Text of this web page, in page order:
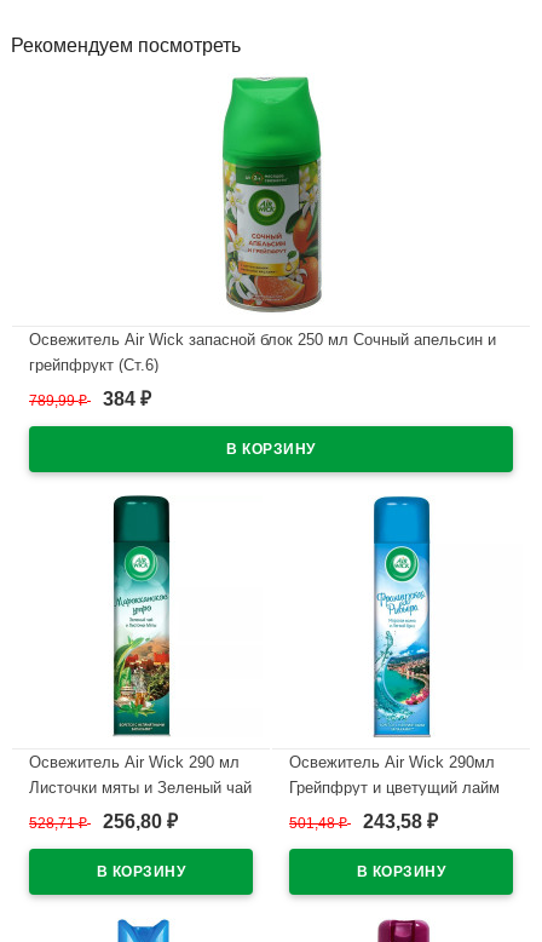
Рекомендуем посмотреть
Освежитель Air Wick запасной блок 250 мл Сочный апельсин и
грейпфрукт (Ст.6)
В наличии
789,99₽ 384 ₽
Освежитель Air Wick 290 мл
Листочки мяты и Зеленый чай
В наличии
528,71₽ 256,80 ₽
Освежитель Air Wick 290мл
Грейпфрут и цветущий лайм
501,48₽ 243,58 ₽